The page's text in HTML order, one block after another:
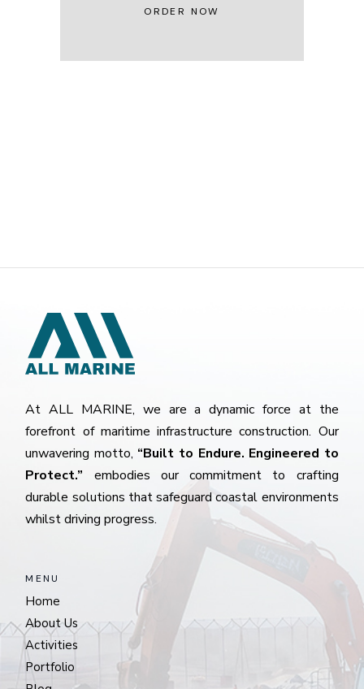
ORDER NOW
At ALL MARINE, we are a dynamic force at the
forefront of maritime infrastructure construction. Our
unwavering motto, “Built to Endure. Engineered to
Protect.” embodies our commitment to crafting
durable solutions that safeguard coastal environments
whilst driving progress.
MENU
Home
About Us
Activities
Portfolio